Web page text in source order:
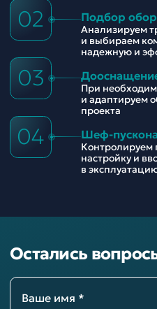
02 Подбор
Анализируем
и выбираем
надежную и
03
При
и адаптируем
проекта
04 Шеф-
Контролируем
настройку и
в
Остались
Ваше имя *